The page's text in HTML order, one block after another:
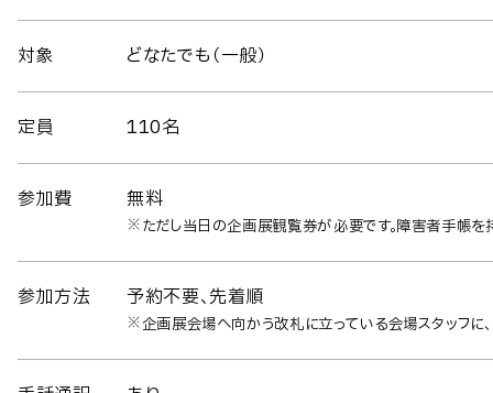
対象 どなたでも（一般）
定員 110名
参加費 無料
※ただし当日の企画展観覧券が必要です。障害者手帳を
参加方法 予約不要、先着順
※企画展会場へ向かう改札に立っている会場スタッフに